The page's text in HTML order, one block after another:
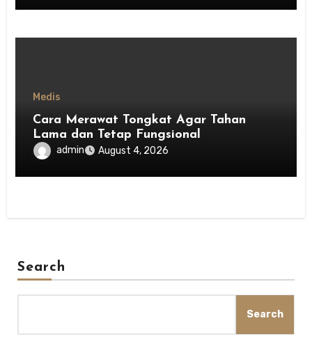
Medis
Cara Merawat Tongkat Agar Tahan
Lama dan Tetap Fungsional
admin August 4, 2026
Search
Search